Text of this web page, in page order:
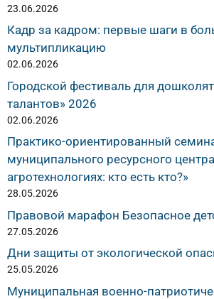
23.06.2026
Кадр за кадром: первые шаги в
мультипликацию
02.06.2026
Городской фестиваль для дошколят
талантов» 2026
02.06.2026
Практико-ориентированный
муниципального ресурсного
агротехнологиях: кто есть кто?»
28.05.2026
Правовой марафон Безопасное
27.05.2026
Дни защиты от экологической
25.05.2026
Муниципальная военно-